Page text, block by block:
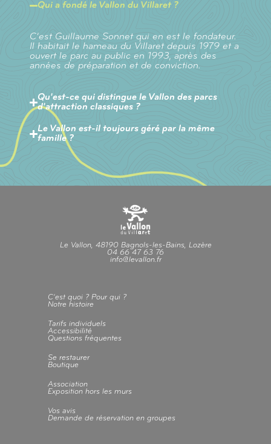
Qui a fondé le Vallon du Villaret ?
C’est Guillaume Sonnet qui en est le fondateur.
Il habitait le hameau du Villaret depuis 1979 et a
ouvert le parc au public en 1993, après des
années de préparation et de conviction.
Qu'est-ce qui distingue le Vallon des parcs
d'attraction classiques ?
Le Vallon est-il toujours géré par la même
famille ?
Le Vallon, 48190 Bagnols-les-Bains, Lozère
04 66 47 63 76
info@levallon.fr
C'est quoi ? Pour qui ?
Notre histoire
Tarifs individuels
Accessibilité
Questions fréquentes
Se restaurer
Boutique
Association
Exposition hors les murs
Vos avis
Demande de réservation en groupes